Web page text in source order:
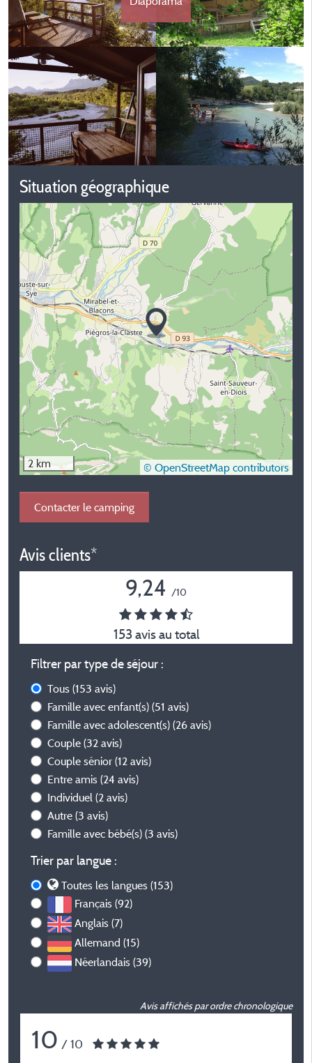
Situation géographique
2 km © OpenStreetMap contributors
Contacter le camping
Avis clients*
9,24 /10
153 avis au total
Filtrer par type de séjour :
Tous (153 avis)
Famille avec enfant(s) (51 avis)
Famille avec adolescent(s) (26 avis)
Couple (32 avis)
Couple sénior (12 avis)
Entre amis (24 avis)
Individuel (2 avis)
Autre (3 avis)
Famille avec bébé(s) (3 avis)
Trier par langue :
Toutes les langues (153)
Français (92)
Anglais (7)
Allemand (15)
Néerlandais (39)
Avis affichés par ordre chronologique
10 / 10